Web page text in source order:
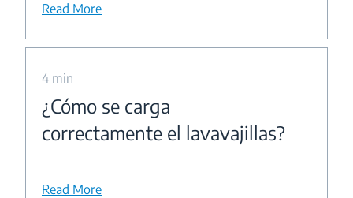
Read More
4 min
¿Cómo se carga
correctamente el lavavajillas?
Read More